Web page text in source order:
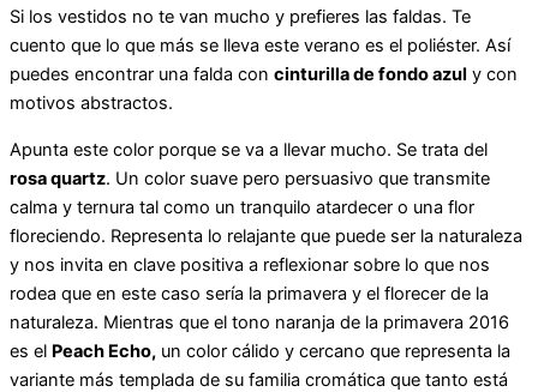
Si los vestidos no te van mucho y prefieres las faldas. Te
cuento que lo que más se lleva este verano es el poliéster. Así
puedes encontrar una falda con cinturilla de fondo azul y con
motivos abstractos.
Apunta este color porque se va a llevar mucho. Se trata del
rosa quartz. Un color suave pero persuasivo que transmite
calma y ternura tal como un tranquilo atardecer o una flor
floreciendo. Representa lo relajante que puede ser la naturaleza
y nos invita en clave positiva a reflexionar sobre lo que nos
rodea que en este caso sería la primavera y el florecer de la
naturaleza. Mientras que el tono naranja de la primavera 2016
es el Peach Echo, un color cálido y cercano que representa la
variante más templada de su familia cromática que tanto está